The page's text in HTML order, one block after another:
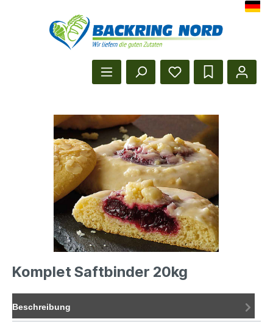
Herzlich Willkommen beim
Komplet Saftbinder 20kg
Beschreibung